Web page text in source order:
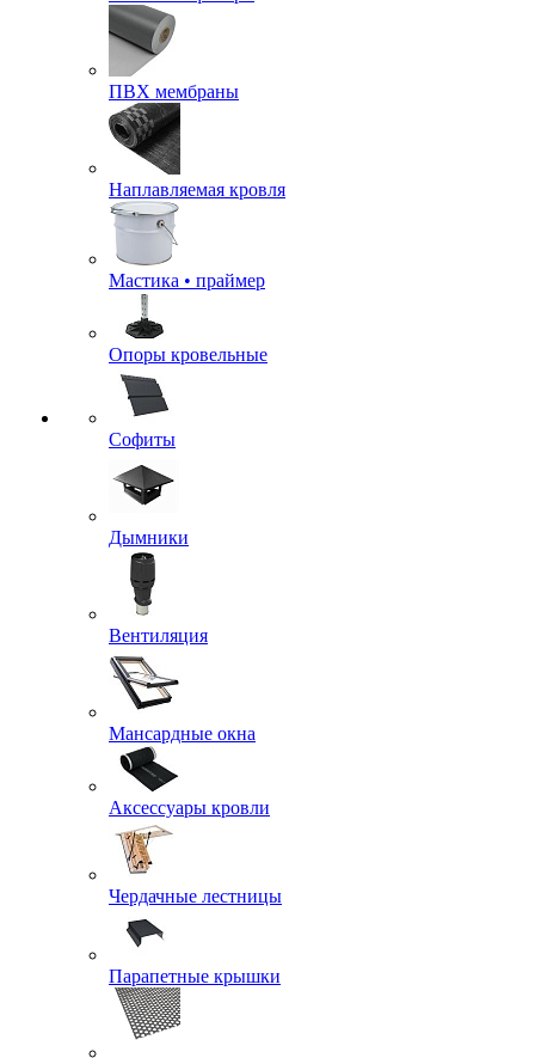
ПВХ мембраны
Наплавляемая кровля
Мастика • праймер
Опоры кровельные
Софиты
Дымники
Вентиляция
Мансардные окна
Аксессуары кровли
Чердачные лестницы
Парапетные крышки